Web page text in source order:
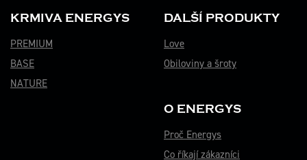
KRMIVA ENERGYS
PREMIUM
BASE
NATURE
DALŠÍ PRODUKTY
Love
Obiloviny a šroty
O ENERGYS
Proč Energys
Co říkají zákazníci